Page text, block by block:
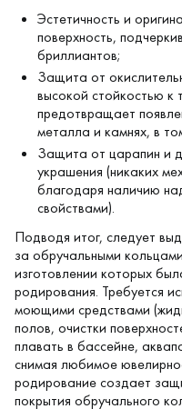
Эстетичность и
поверхность,
бриллиантов;
Защита от
высокой стойкостью к
предотвращает
металла и камнях, в
Защита от царапин и
украшения (никаких
благодаря наличию
свойствами).
Подводя итог, следует
за обручальными
изготовлении которых
родирования. Требуется
моющими средствами
полов, очистки
плавать в бассейне,
снимая любимое
родирование создает
покрытия обручального